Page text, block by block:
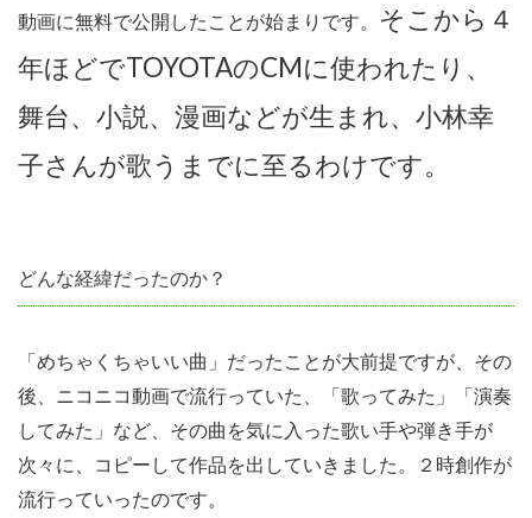
淘汰
され
る。
5
代だ
こそ
売れ
る
「モ
ノ」
動画に無料で公開したことが始まりです。
そこから４
年ほどでTOYOTAのCMに使われたり、
舞台、小説、漫画などが生まれ、小林幸
子さんが歌うまでに至るわけです。
どんな経緯だったのか？
「めちゃくちゃいい曲」だったことが大前提ですが、その
後、ニコニコ動画で流行っていた、「歌ってみた」「演奏
してみた」など、その曲を気に入った歌い手や弾き手が
次々に、コピーして作品を出していきました。２時創作が
流行っていったのです。